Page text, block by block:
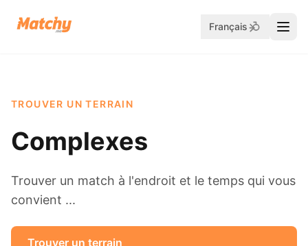
Français
TROUVER UN TERRAIN
Complexes
Trouver un match à l'endroit et le temps qui vous
convient ...
Trouver un terrain